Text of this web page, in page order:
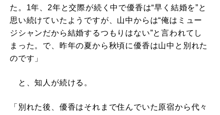
た。1年、2年と交際が続く中で優香は“早く結婚を”と
思い続けていたようですが、山中からは“俺はミュー
ジシャンだから結婚するつもりはない”と言われてし
まった。で、昨年の夏から秋頃に優香は山中と別れた
のです」
と、知人が続ける。
「別れた後、優香はそれまで住んでいた原宿から代々